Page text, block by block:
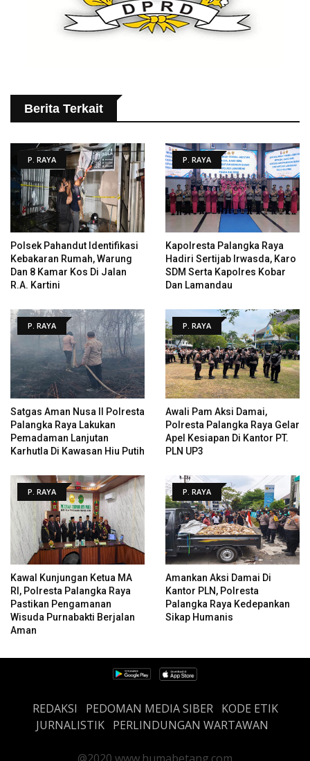
Berita Terkait
P. RAYA
Polsek Pahandut Identifikasi
Kebakaran Rumah, Warung
Dan 8 Kamar Kos Di Jalan
R.A. Kartini
P. RAYA
Kapolresta Palangka Raya
Hadiri Sertijab Irwasda, Karo
SDM Serta Kapolres Kobar
Dan Lamandau
P. RAYA
Satgas Aman Nusa II Polresta
Palangka Raya Lakukan
Pemadaman Lanjutan
Karhutla Di Kawasan Hiu Putih
P. RAYA
Awali Pam Aksi Damai,
Polresta Palangka Raya Gelar
Apel Kesiapan Di Kantor PT.
PLN UP3
P. RAYA
Kawal Kunjungan Ketua MA
RI, Polresta Palangka Raya
Pastikan Pengamanan
Wisuda Purnabakti Berjalan
Aman
P. RAYA
Amankan Aksi Damai Di
Kantor PLN, Polresta
Palangka Raya Kedepankan
Sikap Humanis
REDAKSI PEDOMAN MEDIA SIBER
KODE ETIK
JURNALISTIK PERLINDUNGAN WARTAWAN